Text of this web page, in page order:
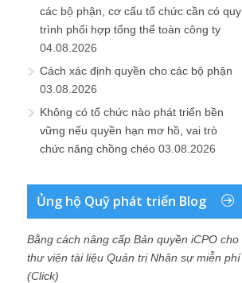
các bộ phận, cơ cấu tổ chức cần có quy
trình phối hợp tổng thể toàn công ty
04.08.2026
Cách xác định quyền cho các bộ phận
03.08.2026
Không có tổ chức nào phát triển bền
vững nếu quyền hạn mơ hồ, vai trò
chức năng chồng chéo 03.08.2026
Ủng hộ Quỹ phát triển Blog
Bằng cách nâng cấp Bản quyền iCPO cho
thư viện tài liệu Quản trị Nhân sự miễn phí
(Click)